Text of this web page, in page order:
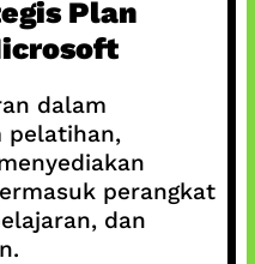
Plan
dalam
pelatihan,
perangkat
dan